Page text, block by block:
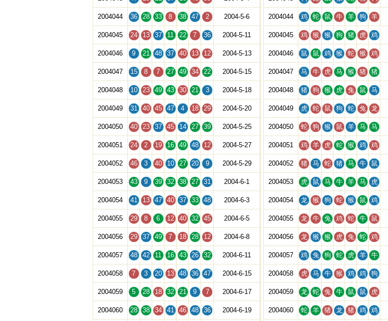
2004044 36 28 33 8 38 47 2 2004-5-6
2004045 24 13 37 11 22 7 36 2004-5-11
2004046 9 21 48 37 40 13 12 2004-5-13
2004047 15 8 7 27 49 34 22 2004-5-15
2004048 10 23 49 43 30 21 3 2004-5-18
2004049 31 40 45 47 4 18 29 2004-5-20
2004050 40 23 37 45 14 27 39 2004-5-25
2004051 24 2 19 16 49 48 12 2004-5-27
2004052 46 3 40 10 27 20 9 2004-5-29
2004053 43 9 39 32 38 27 31 2004-6-1
2004054 41 13 47 40 37 33 48 2004-6-3
2004055 29 8 6 12 40 32 45 2004-6-5
2004056 29 37 49 7 18 28 12 2004-6-8
2004057 48 42 11 16 43 26 32 2004-6-11
2004058 7 3 20 13 48 36 47 2004-6-15
2004059 5 28 18 32 21 9 7 2004-6-17
2004060 28 38 34 41 46 48 36 2004-6-19
2004044 鸡 蛇 鼠 牛 羊 狗 羊
2004045 鸡 猴 猴 狗 猪 虎 鸡
2004046 鼠 鼠 鸡 猴 蛇 猴 鸡
2004047 马 牛 虎 马 猴 猪 猪
2004048 猪 狗 猴 虎 兔 鼠 马
2004049 虎 蛇 鼠 狗 蛇 兔 龙
2004050 蛇 狗 猴 鼠 羊 马 马
2004051 鸡 羊 虎 蛇 猴 鸡 鸡
2004052 猪 马 蛇 猪 马 牛 鼠
2004053 虎 鼠 马 牛 羊 马 虎
2004054 龙 猴 狗 蛇 猴 鼠 鸡
2004055 龙 牛 兔 鸡 蛇 牛 鼠
2004056 龙 猴 猴 虎 兔 蛇 鸡
2004057 鸡 兔 狗 蛇 虎 羊 牛
2004058 虎 马 牛 猴 鸡 鸡 狗
2004059 龙 蛇 兔 牛 鼠 鼠 虎
2004060 蛇 羊 猪 龙 猪 鸡 鸡